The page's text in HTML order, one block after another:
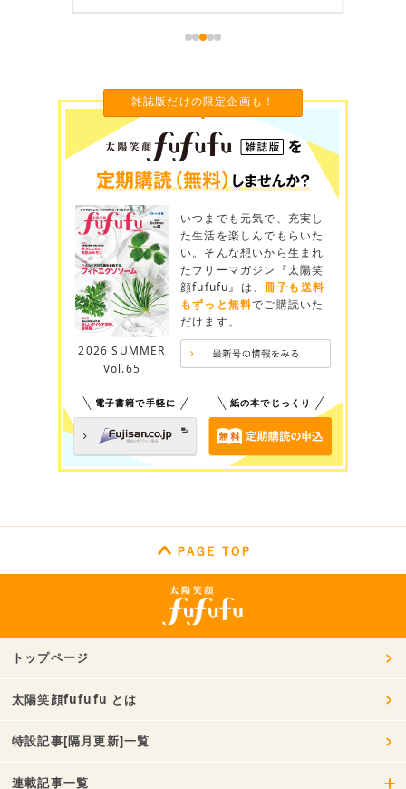
雑誌版だけの限定企画も！
2026 SUMMER
Vol.65
いつまでも元気で、充実し
た生活を楽しんでもらいた
い。そんな想いから生まれ
たフリーマガジン『太陽笑
顔fufufu』は、 冊子も送料
もずっと無料でご購読いた
だけます。
電子書籍で手軽に 紙の本でじっくり
トップページ
太陽笑顔fufufu とは
特設記事[隔月更新]一覧
連載記事一覧